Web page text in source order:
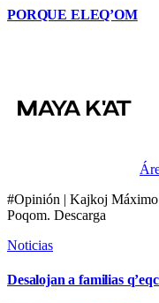
PORQUE ELEQ’OM
#Opinión | Kajkoj Máximo Ba Tiul – Centro de Reflexiones Nim
Poqom. Descarga
Noticias
Desalojan a familias